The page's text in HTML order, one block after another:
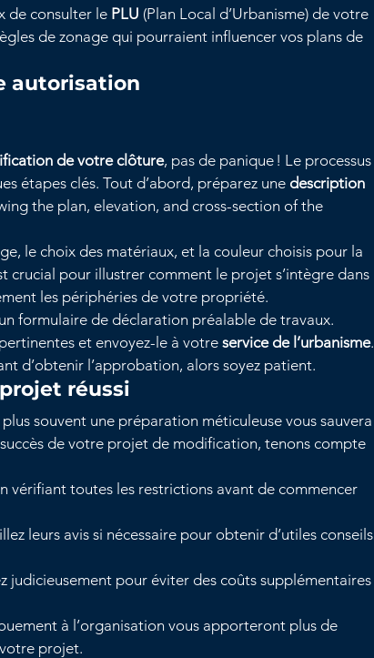
de consulter le PLU (Plan Local d’Urbanisme) de votre
de zonage qui pourraient influencer vos plans de
autorisation
de votre clôture, pas de panique ! Le processus
étapes clés. Tout d’abord, préparez une description
the plan, elevation, and cross-section of the
le choix des matériaux, et la couleur choisis pour la
crucial pour illustrer comment le projet s’intègre dans
les périphéries de votre propriété.
formulaire de déclaration préalable de travaux.
et envoyez-le à votre service de l’urbanisme.
d’obtenir l’approbation, alors soyez patient.
réussi
souvent une préparation méticuleuse vous sauvera
de votre projet de modification, tenons compte
vérifiant toutes les restrictions avant de commencer
leurs avis si nécessaire pour obtenir d’utiles conseils
judicieusement pour éviter des coûts supplémentaires
à l’organisation vous apporteront plus de
projet.